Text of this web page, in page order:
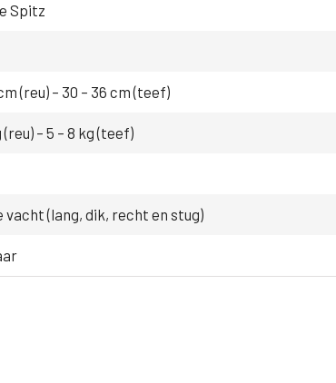
Spitz
(reu) – 30 – 36 cm (teef)
(reu) – 5 – 8 kg (teef)
vacht (lang, dik, recht en stug)